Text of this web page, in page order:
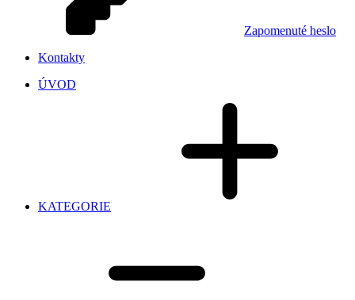
Zapomenuté heslo
Kontakty
ÚVOD
KATEGORIE